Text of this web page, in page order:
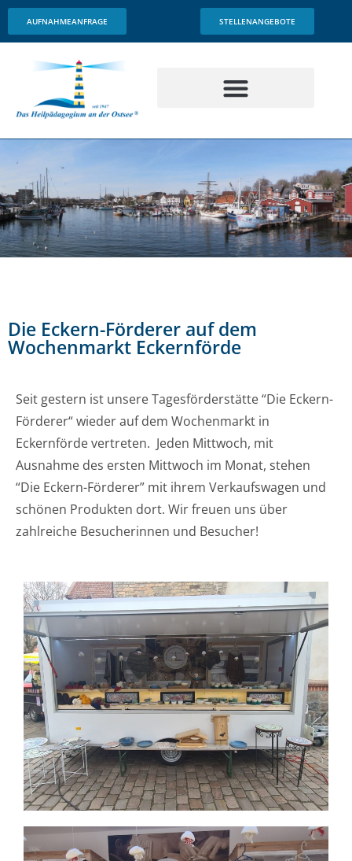
springen
AUFNAHMEANFRAGE STELLENANGEBOTE
Die Eckern-Förderer auf dem
Wochenmarkt Eckernförde
Seit gestern ist unsere Tagesförderstätte “Die Eckern-
Förderer“ wieder auf dem Wochenmarkt in
Eckernförde vertreten. Jeden Mittwoch, mit
Ausnahme des ersten Mittwoch im Monat, stehen
“Die Eckern-Förderer” mit ihrem Verkaufswagen und
schönen Produkten dort. Wir freuen uns über
zahlreiche Besucherinnen und Besucher!